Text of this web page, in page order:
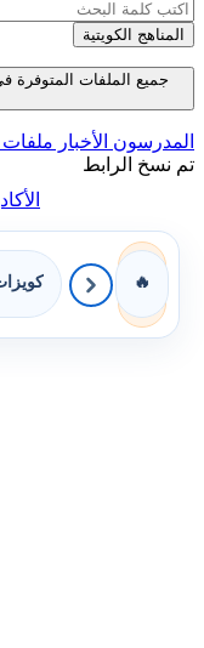
المناهج الكويتية
المدرسون الأخبار ملفات
تم نسخ الرابط
🔥